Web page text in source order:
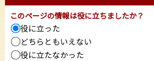
このページの情報は役に立ちましたか？
役に立った
どちらともいえない
役に立たなかった